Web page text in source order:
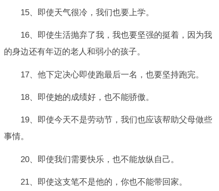
15、即使天气很冷，我们也要上学。
16、即使生活抛弃了我，我也要坚强的挺着，因为我
的身边还有年迈的老人和弱小的孩子。
17、他下定决心即使跑最后一名，也要坚持跑完。
18、即使她的成绩好，也不能骄傲。
19、即使今天不是劳动节，我们也应该帮助父母做些
事情。
20、即使我们需要快乐，也不能放纵自己。
21、即使这支笔不是他的，你也不能带回家。